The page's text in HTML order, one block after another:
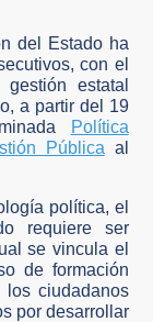
del Estado ha
con el
estatal
a partir del 19
Política
Pública al
política, el
requiere ser
se vincula el
de formación
los ciudadanos
por desarrollar